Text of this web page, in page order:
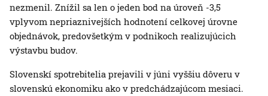
nezmenil. Znížil sa len o jeden bod na úroveň -3,5
vplyvom nepriaznivejších hodnotení celkovej úrovne
objednávok, predovšetkým v podnikoch realizujúcich
výstavbu budov.
Slovenskí spotrebitelia prejavili v júni vyššiu dôveru v
slovenskú ekonomiku ako v predchádzajúcom mesiaci.